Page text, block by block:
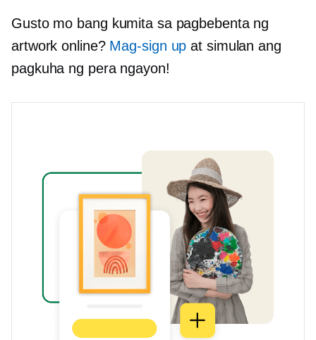
Gusto mo bang kumita sa pagbebenta ng
artwork online? Mag-sign up at simulan ang
pagkuha ng pera ngayon!